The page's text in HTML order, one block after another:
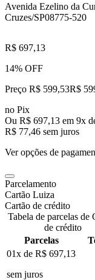
Avenida Ezelino da
Cruzes/SP08775-520
R$ 697,13
14% OFF
Preço R$ 599,53R$
no Pix
Ou R$ 697,13 em 9x
R$ 77,46 sem juros
Ver opções de
Parcelamento
Cartão Luiza
Cartão de crédito
Tabela de parcelas de
de crédito
Parcelas
01x de R$ 697,13
sem juros